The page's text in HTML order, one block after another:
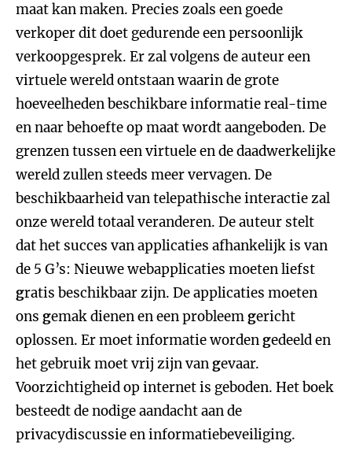
maat kan maken. Precies zoals een goede
verkoper dit doet gedurende een persoonlijk
verkoopgesprek. Er zal volgens de auteur een
virtuele wereld ontstaan waarin de grote
hoeveelheden beschikbare informatie real-time
en naar behoefte op maat wordt aangeboden. De
grenzen tussen een virtuele en de daadwerkelijke
wereld zullen steeds meer vervagen. De
beschikbaarheid van telepathische interactie zal
onze wereld totaal veranderen. De auteur stelt
dat het succes van applicaties afhankelijk is van
de 5 G’s: Nieuwe webapplicaties moeten liefst
gratis beschikbaar zijn. De applicaties moeten
ons gemak dienen en een probleemgericht
oplossen. Er moet informatie wordengedeeld en
het gebruik moet vrij zijn vangevaar.
Voorzichtigheid op internet is geboden. Het boek
besteedt de nodige aandacht aan de
privacydiscussie en informatiebeveiliging.